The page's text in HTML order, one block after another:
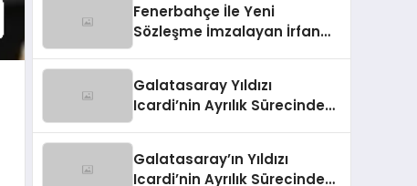
Fenerbahçe İle Yeni
Sözleşme İmzalayan İrfan
Galatasaray Yıldızı
Icardi’nin Ayrılık Sürecindeki
Galatasaray’ın Yıldızı
Icardi’nin Ayrılık Sürecindeki